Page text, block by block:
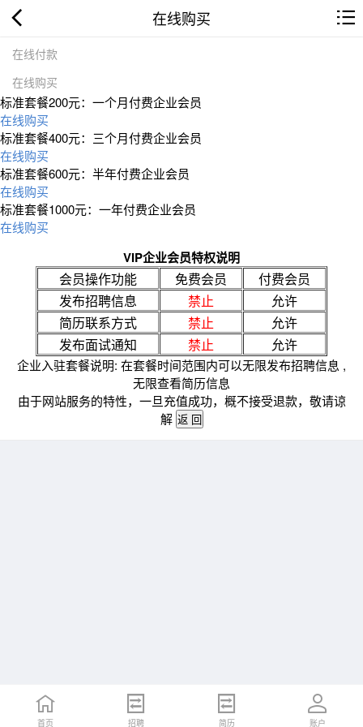
在线购买
在线付款
在线购买
标准套餐200元：一个月付费企业会员
在线购买
标准套餐400元：三个月付费企业会员
在线购买
标准套餐600元：半年付费企业会员
在线购买
标准套餐1000元：一年付费企业会员
在线购买
VIP企业会员特权说明
会员操作功能 免费会员
付费会员
发布招聘信息
禁止
允许
简历联系方式
禁止
允许
发布面试通知
禁止 允许
企业入驻套餐说明: 在套餐时间范围内可以无限发布招聘信息 ,
无限查看简历信息
由于网站服务的特性，一旦充值成功，概不接受退款，敬请谅
解
首页 招聘 简历 账户